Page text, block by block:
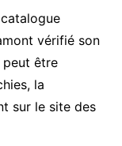
vérifié son
peut être
la
sur le site des